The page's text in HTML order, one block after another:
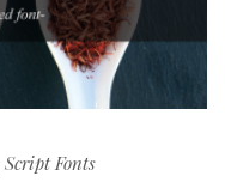
Script Fonts